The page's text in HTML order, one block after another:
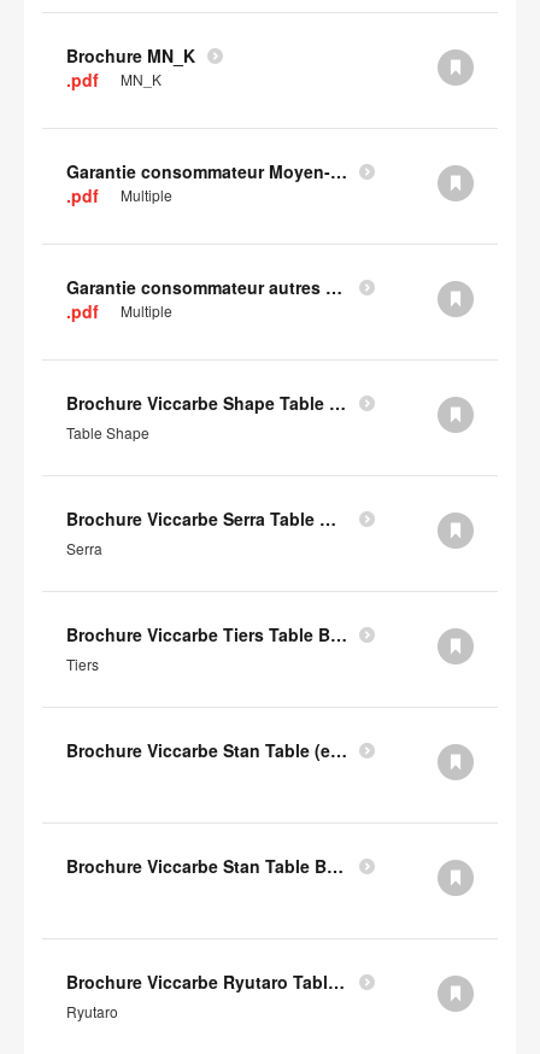
Brochure MN_K
.pdf
MN_K
Garantie consommateur Moyen-Orient, Asie centrale et Afrique
.pdf
Multiple
Garantie consommateur autres pays d'Europe
.pdf
Multiple
Brochure Viccarbe Shape Table (en anglais)
Table Shape
Brochure Viccarbe Serra Table Basse (en anglais)
Serra
Brochure Viccarbe Tiers Table Basse (en anglais)
Tiers
Brochure Viccarbe Stan Table (en anglais)
Brochure Viccarbe Stan Table Basse (en anglais)
Brochure Viccarbe Ryutaro Table Basse (en anglais)
Ryutaro